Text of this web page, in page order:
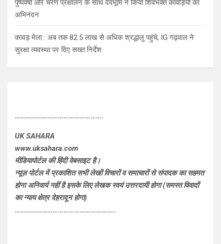
पुष्पवर्षा और चरण प्रक्षालन के साथ देवभूमि ने किया शिवभक्त कांवड़ियों का
अभिनंदन
कावड़ मेला : अब तक 82.5 लाख से अधिक श्रद्धालु पहुंचे, IG गढ़वाल ने
सुरक्षा व्यवस्था पर दिए सख्त निर्देश
………………………………………….
UK SAHARA
www.uksahara.com
मीडियापोर्टल की हिंदी वेबसाइट है।
न्यूज़ पोर्टल में प्रकाशित सभी लेखों विचारों व समाचारों से संपादक का सहमत
होना अनिवार्य नहीं है इसके लिए लेखक स्वयं उत्तरदायी होगा (समस्त विवादों
का न्याय क्षेत्र देहरादून होगा)
………………………………………………..